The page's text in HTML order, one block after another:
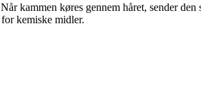
kammen køres gennem håret, sender
kemiske midler.